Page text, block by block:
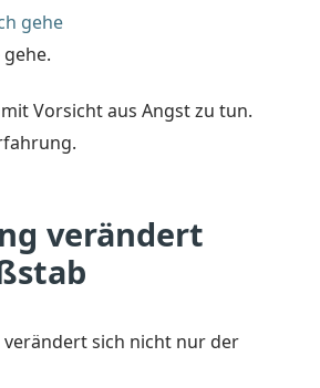
gehe
Vorsicht aus Angst zu tun.
verändert
verändert sich nicht nur der